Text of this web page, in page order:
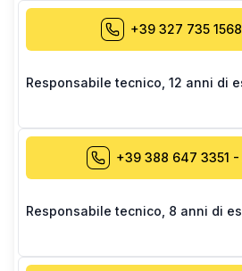
+39 327 735 1568
Responsabile tecnico 12 anni di
+39 388 647 3351 -
Responsabile tecnico 8 anni di